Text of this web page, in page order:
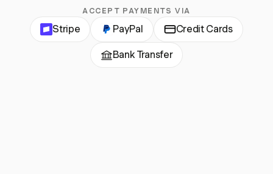
ACCEPT PAYMENTS VIA
Stripe PayPal Credit Cards
Bank Transfer